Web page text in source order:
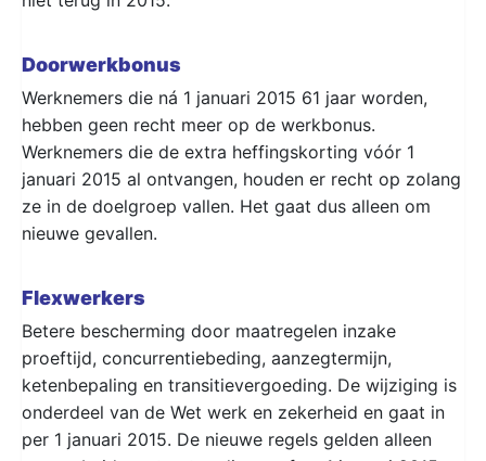
Doorwerkbonus
Werknemers die ná 1 januari 2015 61 jaar worden,
hebben geen recht meer op de werkbonus.
Werknemers die de extra heffingskorting vóór 1
januari 2015 al ontvangen, houden er recht op zolang
ze in de doelgroep vallen. Het gaat dus alleen om
nieuwe gevallen.
Flexwerkers
Betere bescherming door maatregelen inzake
proeftijd, concurrentiebeding, aanzegtermijn,
ketenbepaling en transitievergoeding. De wijziging is
onderdeel van de Wet werk en zekerheid en gaat in
per 1 januari 2015. De nieuwe regels gelden alleen